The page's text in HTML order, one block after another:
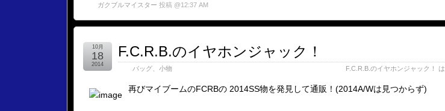
ガクブルマイスター 投稿 @12:37 AM
F.C.R.B.のイヤホンジャック！
バッグ、小物 F.C.R.B.のイヤホンジャック！ は
10月
18
2014
再びマイブームのFCRBの 2014SS物を発見して通販！(2014A/Wは見つからず)